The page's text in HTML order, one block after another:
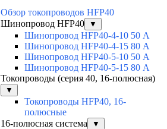
Обзор токопроводов HFP40
Шинопровод HFP40
▼
Шинопровод HFP40-4-10 50 А
Шинопровод HFP40-4-15 80 А
Шинопровод HFP40-5-10 50 А
Шинопровод HFP40-5-15 80 А
Токопроводы (серия 40, 16-полюсная)
▼
Токопроводы HFP40, 16-
полюсные
16-полюсная система
▼